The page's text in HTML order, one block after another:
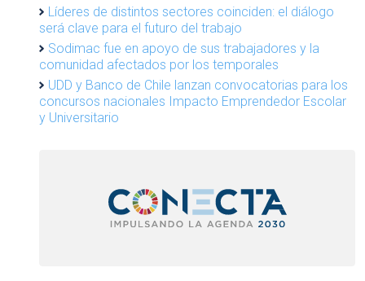
Líderes de distintos sectores coinciden: el diálogo
será clave para el futuro del trabajo
Sodimac fue en apoyo de sus trabajadores y la
comunidad afectados por los temporales
UDD y Banco de Chile lanzan convocatorias para los
concursos nacionales Impacto Emprendedor Escolar
y Universitario